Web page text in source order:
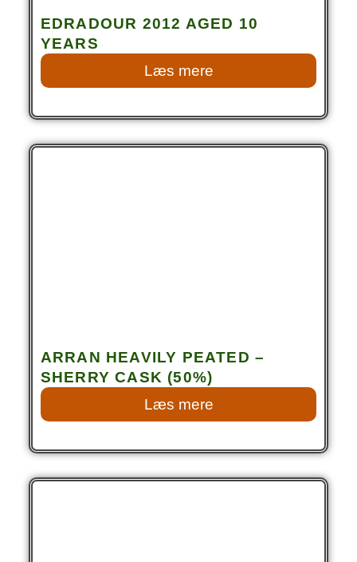
EDRADOUR 2012 AGED 10
YEARS
Læs mere
ARRAN HEAVILY PEATED –
SHERRY CASK (50%)
Læs mere